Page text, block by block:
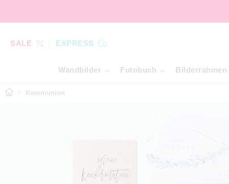
SALE EXPRESS
Wandbilder Fotobuch Bilderrahmen
Kommunion